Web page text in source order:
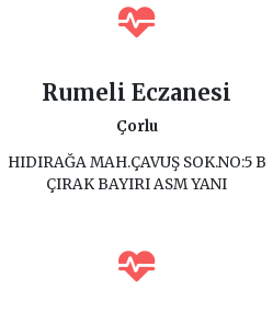
Rumeli Eczanesi
Çorlu
HIDIRAĞA MAH.ÇAVUŞ SOK.NO:5 B
ÇIRAK BAYIRI ASM YANI